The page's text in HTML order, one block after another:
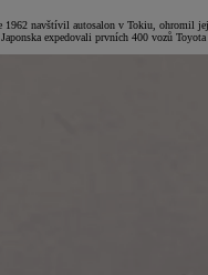
navštívil autosalon v Tokiu,
expedovali prvních 400 vozů